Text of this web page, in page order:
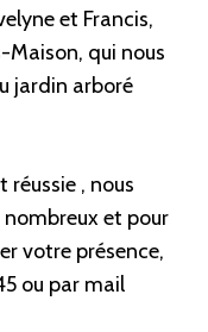
et Francis,
Maison, qui nous
jardin arboré
, nous
et pour
votre présence,
ou par mail